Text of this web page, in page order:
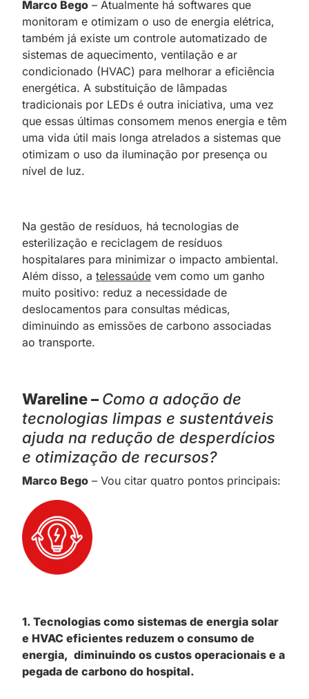
Marco Bego – Atualmente há softwares que
monitoram e otimizam o uso de energia elétrica,
também já existe um controle automatizado de
sistemas de aquecimento, ventilação e ar
condicionado (HVAC) para melhorar a eficiência
energética. A substituição de lâmpadas
tradicionais por LEDs é outra iniciativa, uma vez
que essas últimas consomem menos energia e têm
uma vida útil mais longa atrelados a sistemas que
otimizam o uso da iluminação por presença ou
nível de luz.
Na gestão de resíduos, há tecnologias de
esterilização e reciclagem de resíduos
hospitalares para minimizar o impacto ambiental.
Além disso, a telessaúde vem como um ganho
muito positivo: reduz a necessidade de
deslocamentos para consultas médicas,
diminuindo as emissões de carbono associadas
ao transporte.
Wareline – Como a adoção de
tecnologias limpas e sustentáveis
ajuda na redução de desperdícios
e otimização de recursos?
Marco Bego – Vou citar quatro pontos principais:
1. Tecnologias como sistemas de energia solar
e HVAC eficientes reduzem o consumo de
energia, diminuindo os custos operacionais e a
pegada de carbono do hospital.